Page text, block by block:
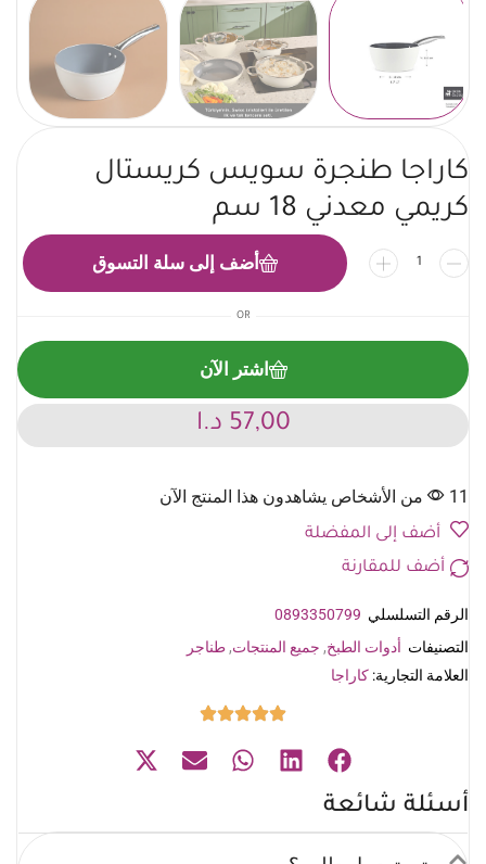
كاراجا طنجرة سويس كريستال
كريمي معدني 18 سم
أضف إلى سلة التسوق
OR
اشتر الآن
57,00 د.ا
11 من الأشخاص يشاهدون هذا المنتج الآن
أضف إلى المفضلة
أضف للمقارنة
الرقم التسلسلي 0893350799
التصنيفات أدوات الطبخ, جميع المنتجات, طناجر
العلامة التجارية: كاراجا
أسئلة شائعة